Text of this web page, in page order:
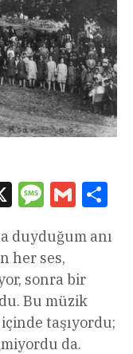
X Message
Gmail
duyduğum anı
her ses,
sonra bir
Bu müzik
taşıyordu;
da.